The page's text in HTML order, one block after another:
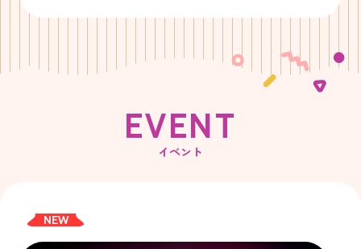
EVENT
イベント
NEW